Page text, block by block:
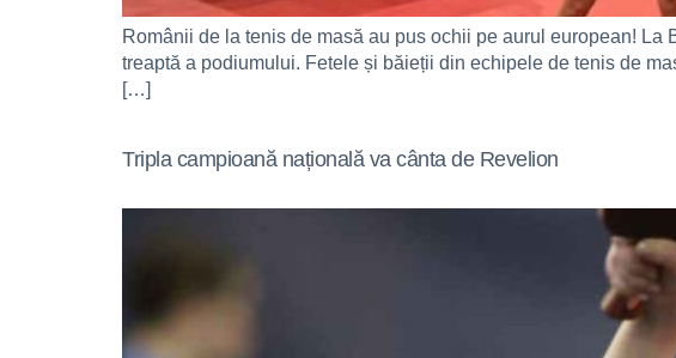
Românii de la tenis de masă au pus ochii pe aurul european!
treaptă a podiumului. Fetele și băieții din echipele de tenis de
[…]
Tripla campioană națională va cânta de Revelion